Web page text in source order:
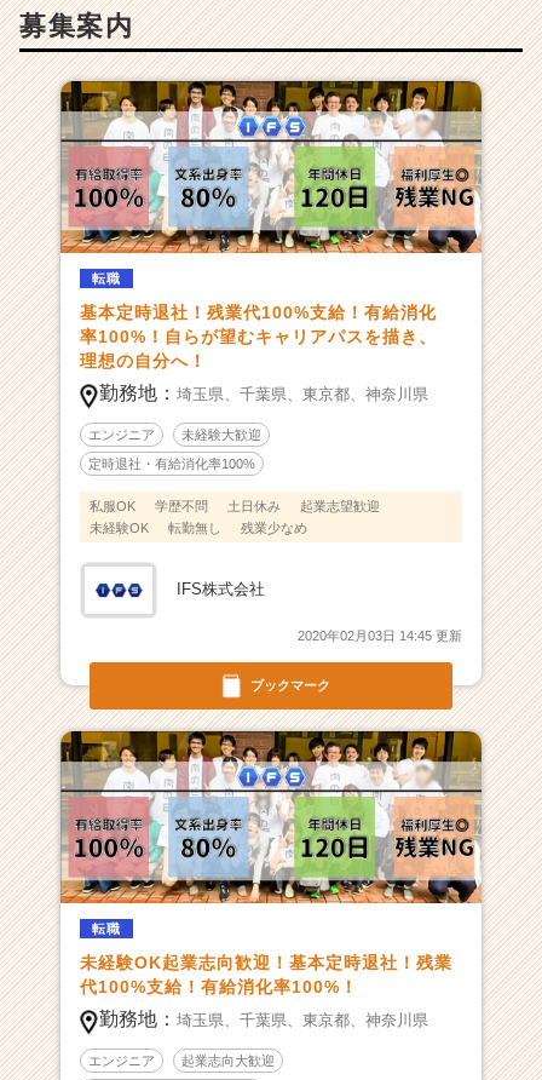
★
年
休
1
0
日
★
週
2
日
★
有
休
消
化
0
0％
ベ
ャ
成
長
企
業
か
ら
カ
が
届
く
活
募集案内
ブックマーク
転職
基本定時退社！残業代100%支給！有給消化
率100%！自らが望むキャリアパスを描き、
理想の自分へ！
勤務地： 埼玉県、 千葉県、 東京都、 神奈川県
エンジニア 未経験大歓迎
定時退社・有給消化率100%
私服OK 学歴不問 土日休み
起業志望歓迎
未経験OK
転勤無し 残業少なめ
IFS株式会社
2020年02月03日 14:45 更新
転職
未経験OK起業志向歓迎！基本定時退社！残業
代100%支給！有給消化率100%！
勤務地： 埼玉県、 千葉県、 東京都、 神奈川県
エンジニア 起業志向大歓迎